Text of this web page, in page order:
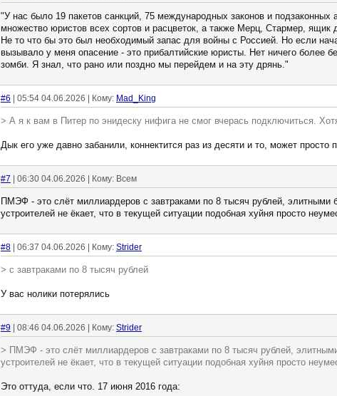
"У нас было 19 пакетов санкций, 75 международных законов и
множество юристов всех сортов и расцветок, а также Мерц, Стармер, ящик
Не то что бы это был необходимый запас для войны с Россией. Но если
вызывало у меня опасение - это прибалтийские юристы. Нет ничего более
зомби. Я знал, что рано или поздно мы перейдем и на эту дрянь."
#6 | 05:54 04.06.2026 | Кому: Mad_King
> А я к вам в Питер по энидеску нифига не смог вчерась подключиться.
Дык его уже давно забанили, коннектится раз из десяти и то, может просто
#7 | 06:30 04.06.2026 | Кому: Всем
ПМЭФ - это слёт миллиардеров с завтраками по 8 тысяч рублей, элитными
устроителей не ёкает, что в текущей ситуации подобная хуйня просто
#8 | 06:37 04.06.2026 | Кому: Strider
> с завтраками по 8 тысяч рублей
У вас нолики потерялись
#9 | 08:46 04.06.2026 | Кому: Strider
> ПМЭФ - это слёт миллиардеров с завтраками по 8 тысяч рублей,
устроителей не ёкает, что в текущей ситуации подобная хуйня просто
Это оттуда, если что. 17 июня 2016 года: